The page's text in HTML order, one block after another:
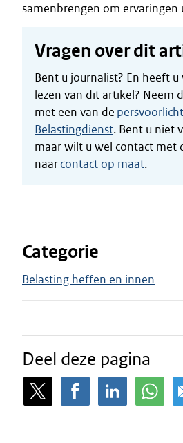
samenbrengen om ervaringen
Vragen over dit
Bent u journalist? En heeft
lezen van dit artikel? Neem
met een van de
Belastingdienst. Bent u niet
maar wilt u wel contact met
naarcontact op maat.
Categorie
Belasting heffen en innen
Deel deze pagina